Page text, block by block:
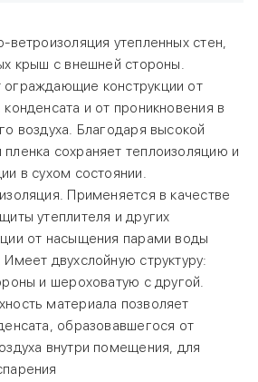
ветроизоляция утепленных стен,
крыш с внешней стороны.
конструкции от
и от проникновения в
воздуха. Благодаря высокой
сохраняет теплоизоляцию и
в сухом состоянии.
Применяется в качестве
утеплителя и других
от насыщения парами воды
двухслойную структуру:
и шероховатую с другой.
материала позволяет
образовавшегося от
внутри помещения, для